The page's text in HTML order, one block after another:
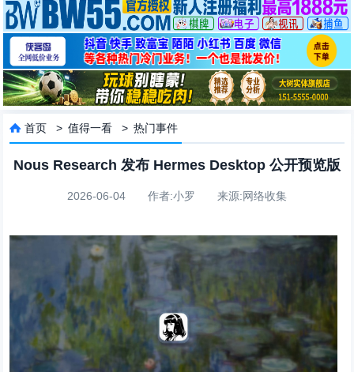
 首页 >值得一看 >热门事件
Nous Research 发布 Hermes Desktop 公开预览版
2026-06-04 作者:小罗 来源:网络收集